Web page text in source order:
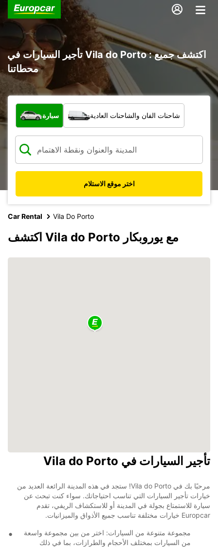
تأجير السيارات في Vila do Porto : اكتشف جميع
محطاتنا
ما نوع المركبة؟
سيارة شاحنات الفان والشاحنات العادية
اختر موقع الاستلام
Car Rental Vila Do Porto
اكتشف Vila do Porto مع يوروبكار
تأجير السيارات في Vila do Porto
مرحبًا بك في Vila do Porto! ستجد في هذه المدينة الرائعة العديد من
خيارات تأجير السيارات التي تناسب احتياجاتك. سواء كنت تبحث عن
سيارة للاستمتاع بجولة في المدينة أو للاستكشاف الريفي، تقدم
Europcar خيارات مختلفة تناسب جميع الأذواق والميزانيات.
مجموعة متنوعة من السيارات: اختر من بين مجموعة واسعة
من السيارات بمختلف الأحجام والطرازات، بما في ذلك